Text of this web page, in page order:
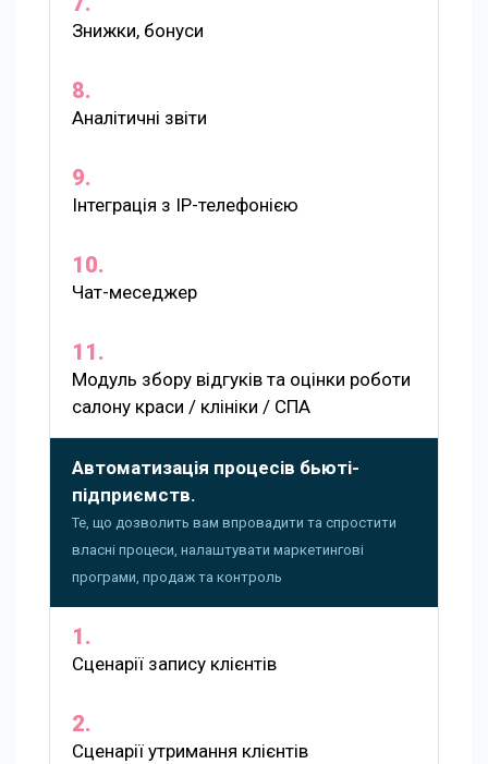
Знижки, бонуси
Аналітичні звіти
Інтеграція з IP-телефонією
Чат-меседжер
Модуль збору відгуків та оцінки роботи
салону краси / клініки / СПА
Автоматизація процесів бьюті-
підприємств.
Те, що дозволить вам впровадити та спростити
власні процеси, налаштувати маркетингові
програми, продаж та контроль
Сценарії запису клієнтів
Сценарії утримання клієнтів